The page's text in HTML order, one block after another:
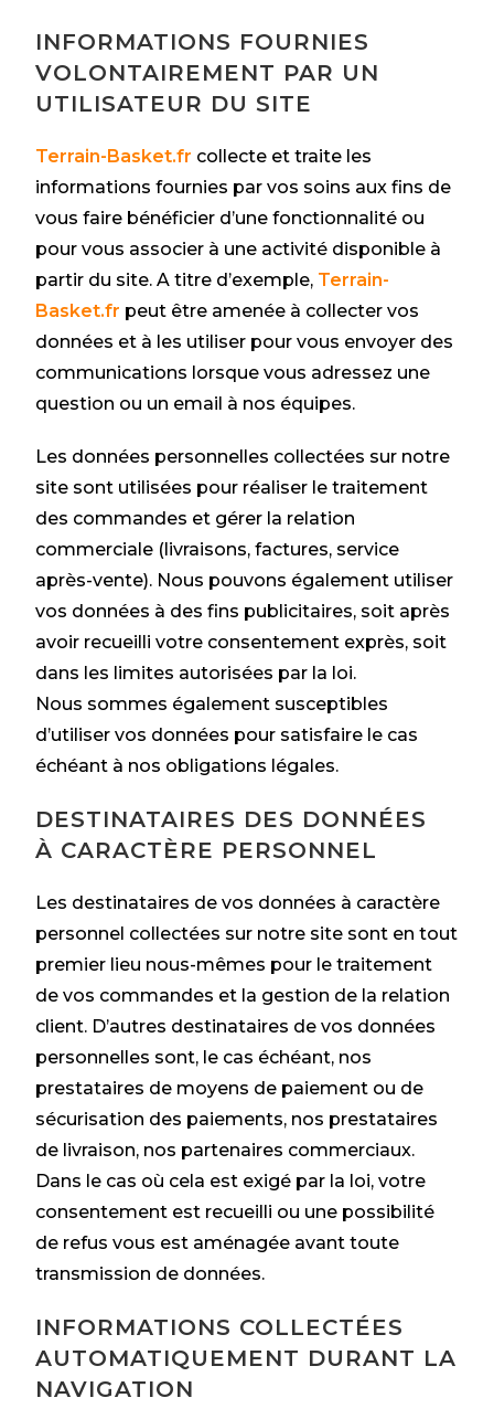
INFORMATIONS FOURNIES
VOLONTAIREMENT PAR UN
UTILISATEUR DU SITE
Terrain-Basket.fr collecte et traite les
informations fournies par vos soins aux fins de
vous faire bénéficier d’une fonctionnalité ou
pour vous associer à une activité disponible à
partir du site. A titre d’exemple, Terrain-
Basket.fr peut être amenée à collecter vos
données et à les utiliser pour vous envoyer des
communications lorsque vous adressez une
question ou un email à nos équipes.
Les données personnelles collectées sur notre
site sont utilisées pour réaliser le traitement
des commandes et gérer la relation
commerciale (livraisons, factures, service
après-vente). Nous pouvons également utiliser
vos données à des fins publicitaires, soit après
avoir recueilli votre consentement exprès, soit
dans les limites autorisées par la loi.
Nous sommes également susceptibles
d’utiliser vos données pour satisfaire le cas
échéant à nos obligations légales.
DESTINATAIRES DES DONNÉES
À CARACTÈRE PERSONNEL
Les destinataires de vos données à caractère
personnel collectées sur notre site sont en tout
premier lieu nous-mêmes pour le traitement
de vos commandes et la gestion de la relation
client. D’autres destinataires de vos données
personnelles sont, le cas échéant, nos
prestataires de moyens de paiement ou de
sécurisation des paiements, nos prestataires
de livraison, nos partenaires commerciaux.
Dans le cas où cela est exigé par la loi, votre
consentement est recueilli ou une possibilité
de refus vous est aménagée avant toute
transmission de données.
INFORMATIONS COLLECTÉES
AUTOMATIQUEMENT DURANT LA
NAVIGATION